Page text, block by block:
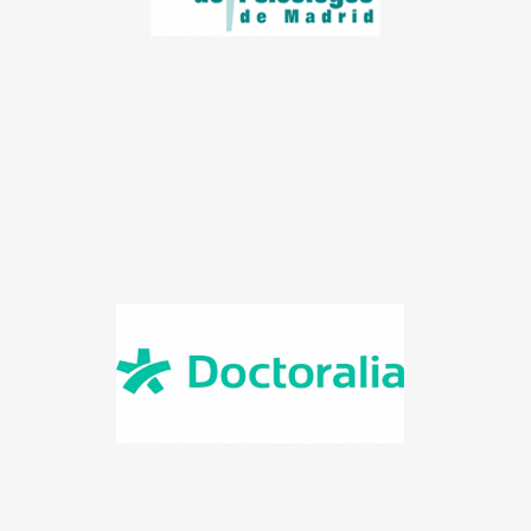
comprender y dar sentido a aquello que genera
malestar, para que las personas puedan vivir de